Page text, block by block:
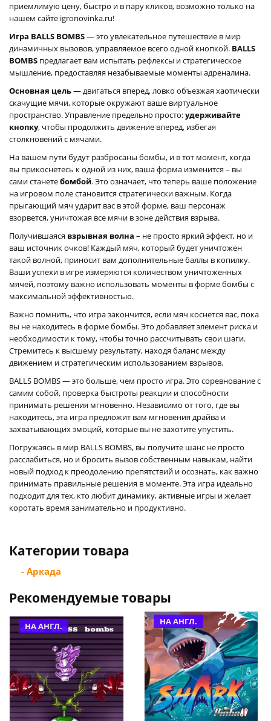
приемлимую цену, быстро и в пару кликов, возможно только на
нашем сайте igronovinka.ru!
Игра BALLS BOMBS— это увлекательное путешествие в мир
динамичных вызовов, управляемое всего одной кнопкой. BALLS
BOMBS предлагает вам испытать рефлексы и стратегическое
мышление, предоставляя незабываемые моменты адреналина.
Основная цель— двигаться вперед, ловко объезжая хаотически
скачущие мячи, которые окружают ваше виртуальное
пространство. Управление предельно просто:удерживайте
кнопку, чтобы продолжить движение вперед, избегая
столкновений с мячами.
На вашем пути будут разбросаны бомбы, и в тот момент, когда
вы прикоснетесь к одной из них, ваша форма изменится – вы
сами станетебомбой. Это означает, что теперь ваше положение
на игровом поле становится стратегически важным. Когда
прыгающий мяч ударит вас в этой форме, ваш персонаж
взорвется, уничтожая все мячи в зоне действия взрыва.
Получившаяся взрывная волна – не просто яркий эффект, но и
ваш источник очков! Каждый мяч, который будет уничтожен
такой волной, приносит вам дополнительные баллы в копилку.
Ваши успехи в игре измеряются количеством уничтоженных
мячей, поэтому важно использовать моменты в форме бомбы с
максимальной эффективностью.
Важно помнить, что игра закончится, если мяч коснется вас, пока
вы не находитесь в форме бомбы. Это добавляет элемент риска и
необходимости к тому, чтобы точно рассчитывать свои шаги.
Стремитесь к высшему результату, находя баланс между
движением и стратегическим использованием взрывов.
BALLS BOMBS — это больше, чем просто игра. Это соревнование с
самим собой, проверка быстроты реакции и способности
принимать решения мгновенно. Независимо от того, где вы
находитесь, эта игра предложит вам мгновения драйва и
захватывающих эмоций, которые вы не захотите упустить.
Погружаясь в мир BALLS BOMBS, вы получите шанс не просто
расслабиться, но и бросить вызов собственным навыкам, найти
новый подход к преодолению препятствий и осознать, как важно
принимать правильные решения в моменте. Эта игра идеально
подходит для тех, кто любит динамику, активные игры и желает
коротать время занимательно и продуктивно.
Категории товара
- Аркада
Рекомендуемые товары
НА АНГЛ. НА АНГЛ.